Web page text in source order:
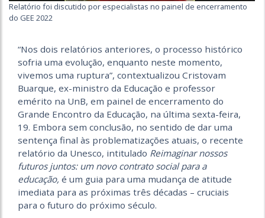
Relatório foi discutido por especialistas no painel de encerramento
do GEE 2022
“Nos dois relatórios anteriores, o processo histórico
sofria uma evolução, enquanto neste momento,
vivemos uma ruptura”, contextualizou Cristovam
Buarque, ex-ministro da Educação e professor
emérito na UnB, em painel de encerramento do
Grande Encontro da Educação, na última sexta-feira,
19. Embora sem conclusão, no sentido de dar uma
sentença final às problematizações atuais, o recente
relatório da Unesco, intitulado Reimaginar nossos
futuros juntos: um novo contrato social para a
educação, é um guia para uma mudança de atitude
imediata para as próximas três décadas – cruciais
para o futuro do próximo século.